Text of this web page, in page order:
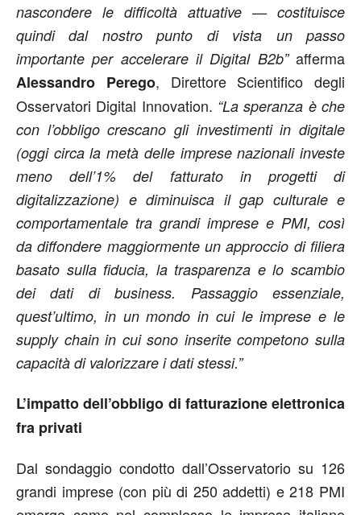
nascondere le difficoltà attuative — costituisce
quindi dal nostro punto di vista un passo
importante per accelerare il Digital B2b”afferma
Alessandro Perego, Direttore Scientifico degli
Osservatori Digital Innovation. “La speranza è che
con l’obbligo crescano gli investimenti in digitale
(oggi circa la metà delle imprese nazionali investe
meno dell’1% del fatturato in progetti di
digitalizzazione) e diminuisca il gap culturale e
comportamentale tra grandi imprese e PMI, così
da diffondere maggiormente un approccio di filiera
basato sulla fiducia, la trasparenza e lo scambio
dei dati di business. Passaggio essenziale,
quest’ultimo, in un mondo in cui le imprese e le
supply chain in cui sono inserite competono sulla
capacità di valorizzare i dati stessi.”
L’impatto dell’obbligo di fatturazione elettronica
fra privati
Dal sondaggio condotto dall’Osservatorio su 126
grandi imprese (con più di 250 addetti) e 218 PMI